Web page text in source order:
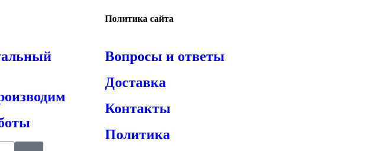
Политика сайта
Вопросы и ответы
Доставка
Контакты
Политика